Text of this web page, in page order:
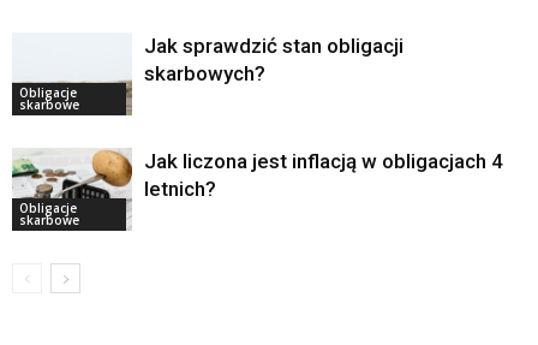
Obligacje
skarbowe
Jak sprawdzić stan obligacji
skarbowych?
Obligacje
skarbowe
Jak liczona jest inflacją w obligacjach 4
letnich?